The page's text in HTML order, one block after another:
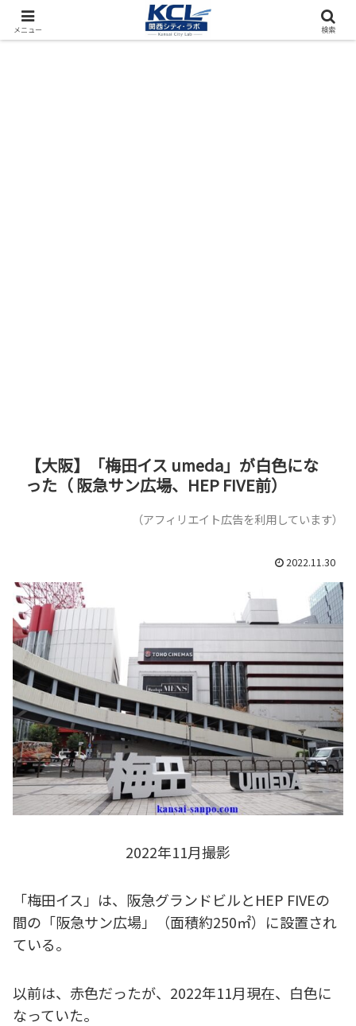
都市再開発をフィールド調査（累計アクセス数4000万PV）
【大阪】「梅田イス umeda」が白色にな
った（ 阪急サン広場、HEP FIVE前）
（アフィリエイト広告を利用しています）
2022.11.30
2022年11月撮影
「梅田イス」は、阪急グランドビルとHEP FIVEの
間の「阪急サン広場」（面積約250㎡）に設置され
ている。
以前は、赤色だったが、2022年11月現在、白色に
なっていた。
メニュー 検索